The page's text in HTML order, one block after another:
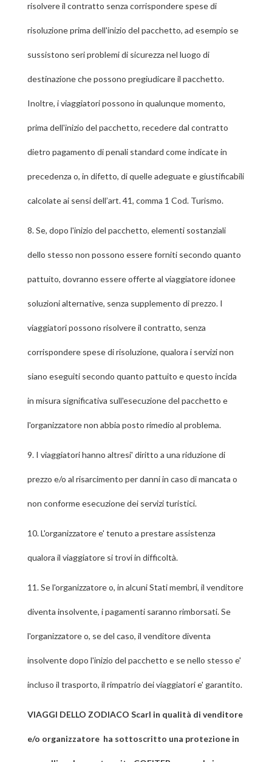
risolvere il contratto senza corrispondere spese di
risoluzione prima dell'inizio del pacchetto, ad esempio se
sussistono seri problemi di sicurezza nel luogo di
destinazione che possono pregiudicare il pacchetto.
Inoltre, i viaggiatori possono in qualunque momento,
prima dell'inizio del pacchetto, recedere dal contratto
dietro pagamento di penali standard come indicate in
precedenza o, in difetto, di quelle adeguate e giustificabili
calcolate ai sensi dell’art. 41, comma 1 Cod. Turismo.
8.Se, dopo l'inizio del pacchetto, elementi sostanziali
dello stesso non possono essere forniti secondo quanto
pattuito, dovranno essere offerte al viaggiatore idonee
soluzioni alternative, senza supplemento di prezzo. I
viaggiatori possono risolvere il contratto, senza
corrispondere spese di risoluzione, qualora i servizi non
siano eseguiti secondo quanto pattuito e questo incida
in misura significativa sull'esecuzione del pacchetto e
l'organizzatore non abbia posto rimedio al problema.
9. I viaggiatori hanno altresi' diritto a una riduzione di
prezzo e/o al risarcimento per danni in caso di mancata o
non conforme esecuzione dei servizi turistici.
10.L'organizzatore e' tenuto a prestare assistenza
qualora il viaggiatore si trovi in difficoltà.
11.Se l'organizzatore o, in alcuni Stati membri, il venditore
diventa insolvente, i pagamenti saranno rimborsati. Se
l'organizzatore o, se del caso, il venditore diventa
insolvente dopo l'inizio del pacchetto e se nello stesso e'
incluso il trasporto, il rimpatrio dei viaggiatori e' garantito.
VIAGGI DELLO ZODIACO Scarl in qualità di venditore
e/o organizzatore ha sottoscritto una protezione in